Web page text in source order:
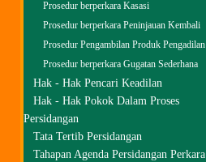
Prosedur berperkara Kasasi
Prosedur berperkara Peninjauan Kembali
Prosedur Pengambilan Produk Pengadilan
Prosedur berperkara Gugatan Sederhana
Hak - Hak Pencari Keadilan
Hak - Hak Pokok Dalam Proses
Persidangan
Tata Tertib Persidangan
Tahapan Agenda Persidangan Perkara